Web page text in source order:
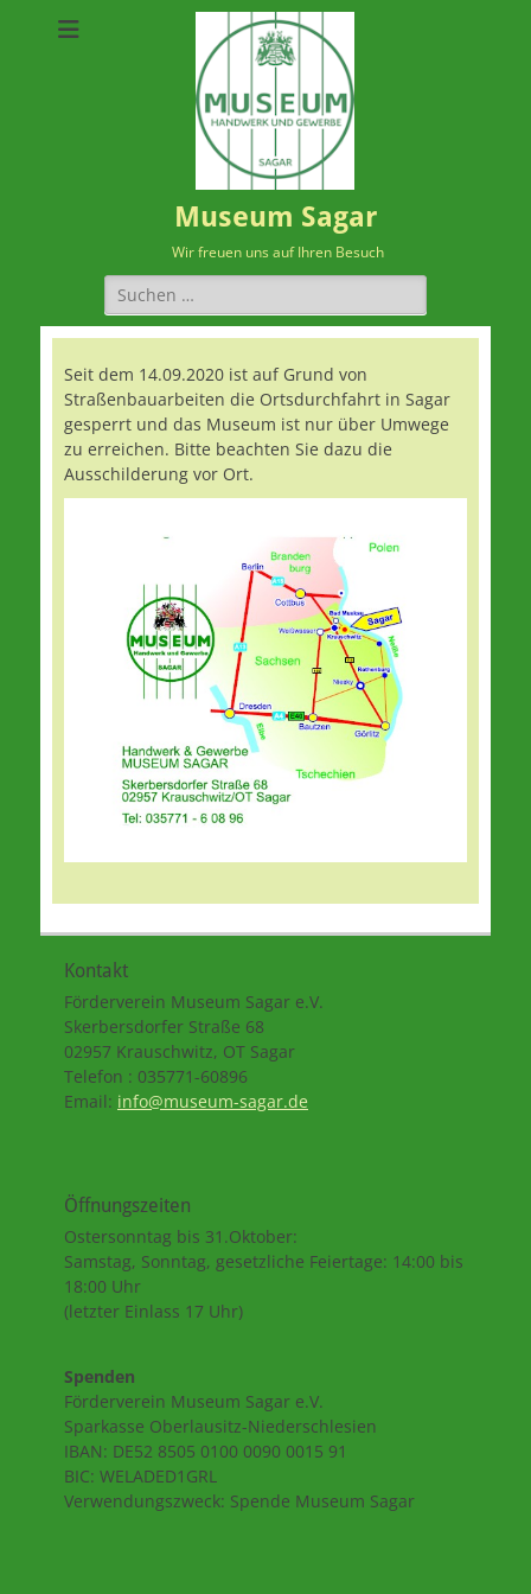
Museum Sagar
Wir freuen uns auf Ihren Besuch
Suchen
nach:
Seit dem 14.09.2020 ist auf Grund von
Straßenbauarbeiten die Ortsdurchfahrt in Sagar
gesperrt und das Museum ist nur über Umwege
zu erreichen. Bitte beachten Sie dazu die
Ausschilderung vor Ort.
Kontakt
Förderverein Museum Sagar e.V.
Skerbersdorfer Straße 68
02957 Krauschwitz, OT Sagar
Telefon : 035771-60896
Email: info@museum-sagar.de
Öffnungszeiten
Ostersonntag bis 31.Oktober:
Samstag, Sonntag, gesetzliche Feiertage: 14:00 bis
18:00 Uhr
(letzter Einlass 17 Uhr)
Spenden
Förderverein Museum Sagar e.V.
Sparkasse Oberlausitz-Niederschlesien
IBAN: DE52 8505 0100 0090 0015 91
BIC: WELADED1GRL
Verwendungszweck: Spende Museum Sagar